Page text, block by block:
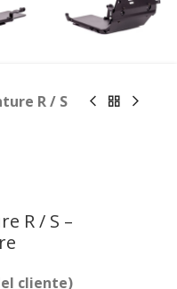
R / S
R / S –
cliente)